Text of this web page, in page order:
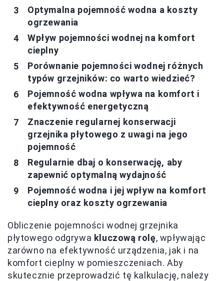
Optymalna pojemność wodna a koszty
ogrzewania
Wpływ pojemności wodnej na komfort
cieplny
Porównanie pojemności wodnej różnych
typów grzejników: co warto wiedzieć?
Pojemność wodna wpływa na komfort i
efektywność energetyczną
Znaczenie regularnej konserwacji
grzejnika płytowego z uwagi na jego
pojemność
Regularnie dbaj o konserwację, aby
zapewnić optymalną wydajność
Pojemność wodna i jej wpływ na komfort
cieplny oraz koszty ogrzewania
Obliczenie pojemności wodnej grzejnika
płytowego odgrywa kluczową rolę, wpływając
zarówno na efektywność urządzenia, jak i na
komfort cieplny w pomieszczeniach. Aby
skutecznie przeprowadzić tę kalkulację, należy